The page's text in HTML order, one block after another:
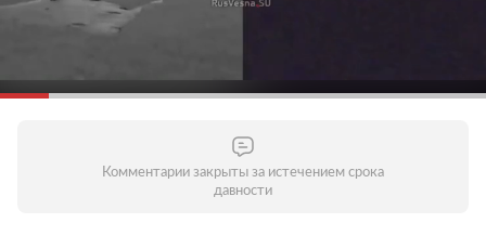
Комментарии закрыты за истечением срока
давности